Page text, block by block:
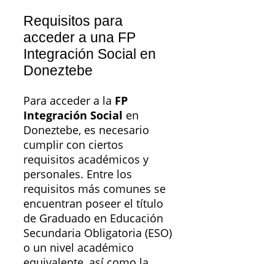
Requisitos para
acceder a una FP
Integración Social en
Doneztebe
Para acceder a la FP
Integración Social en
Doneztebe, es necesario
cumplir con ciertos
requisitos académicos y
personales. Entre los
requisitos más comunes se
encuentran poseer el título
de Graduado en Educación
Secundaria Obligatoria (ESO)
o un nivel académico